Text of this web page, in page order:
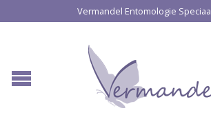
Vermandel Entomologie